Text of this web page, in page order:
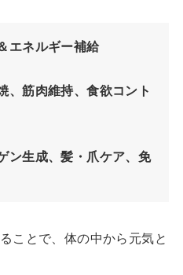
エネルギー補給
筋肉維持、食欲コント
ン生成、髪・爪ケア、免
ことで、体の中から元気と